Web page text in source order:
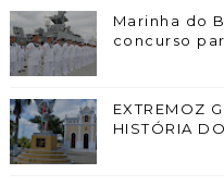
Marinha do
concurso
EXTREMOZ
HISTÓRIA